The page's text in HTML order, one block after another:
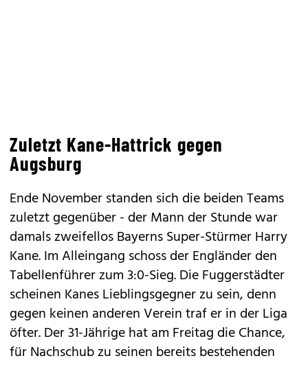
Zuletzt Kane-Hattrick gegen
Augsburg
Ende November standen sich die beiden Teams
zuletzt gegenüber - der Mann der Stunde war
damals zweifellos Bayerns Super-Stürmer Harry
Kane. Im Alleingang schoss der Engländer den
Tabellenführer zum 3:0-Sieg. Die Fuggerstädter
scheinen Kanes Lieblingsgegner zu sein, denn
gegen keinen anderen Verein traf er in der Liga
öfter. Der 31-Jährige hat am Freitag die Chance,
für Nachschub zu seinen bereits bestehenden